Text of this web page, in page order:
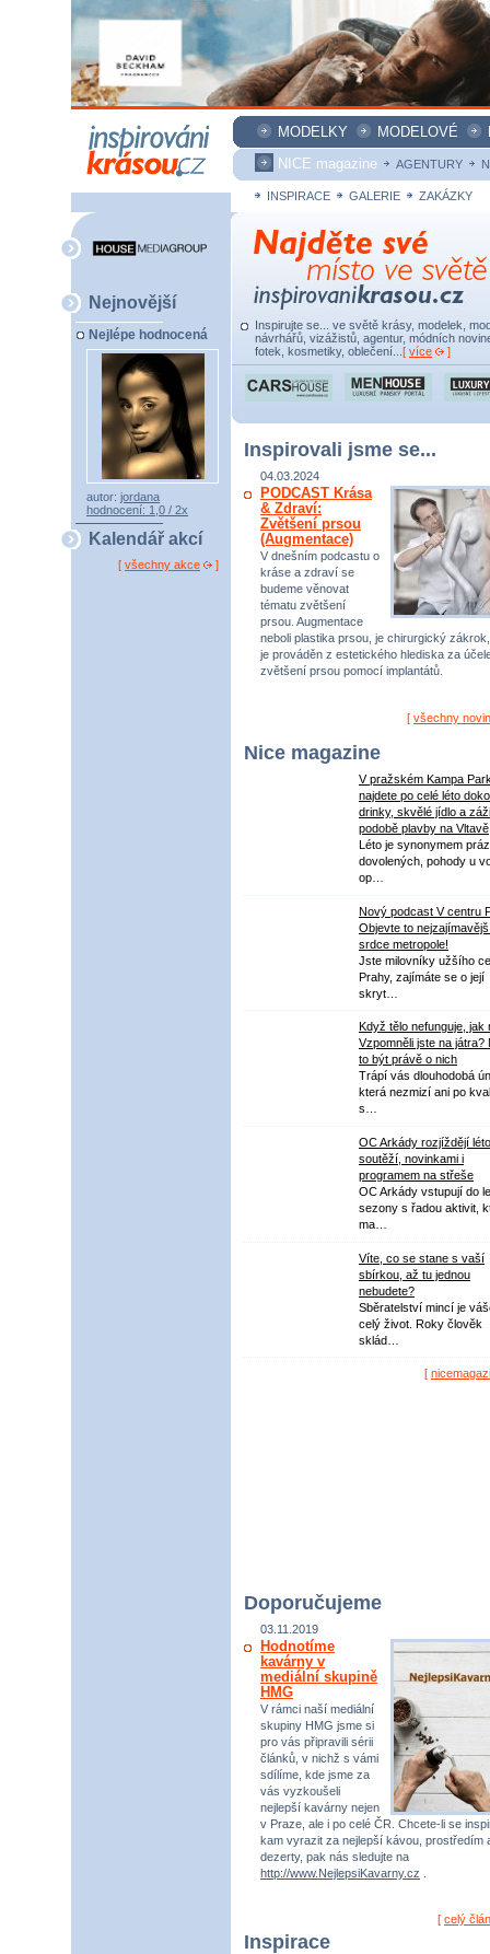
MODELKY MODELOVÉ
NICE magazine
AGENTURY
INSPIRACE GALERIE ZAKÁZKY
Nejnovější
Nejlépe hodnocená
autor: jordana
hodnocení: 1,0 / 2x
Kalendář akcí
[ všechny akce ]
Inspirujte se... ve světě krásy, modelek,
návrhářů, vizážistů, agentur, módních
fotek, kosmetiky, oblečení... [ více ]
Inspirovali jsme se...
04.03.2024
PODCAST Krása
& Zdraví:
Zvětšení prsou
(Augmentace)
V dnešním podcastu o
kráse a zdraví se
budeme věnovat
tématu zvětšení
prsou. Augmentace
neboli plastika prsou, je chirurgický
je prováděn z estetického hlediska za
zvětšení prsou pomocí implantátů.
[ všechny
Nice magazine
V pražském Kampa
najdete po celé léto
drinky, skvělé jídlo a
podobě plavby na Vltavě
Léto je synonymem
dovolených, pohody u
op…
Nový podcast V centru
Objevte to
srdce metropole!
Jste milovníky užšího
Prahy, zajímáte se o její
skryt…
Když tělo nefunguje, jak
Vzpomněli jste na játra?
to být právě o nich
Trápí vás dlouhodobá
která nezmizí ani po
s…
OC Arkády rozjíždějí léto
soutěží, novinkami i
programem na střeše
OC Arkády vstupují do
sezony s řadou aktivit,
ma…
Víte, co se stane s vaší
sbírkou, až tu jednou
nebudete?
Sběratelství mincí je
celý život. Roky člověk
sklád…
[
Doporučujeme
03.11.2019
Hodnotíme
kavárny v
mediální skupině
HMG
V rámci naší mediální
skupiny HMG jsme si
pro vás připravili sérii
článků, v nichž s vámi
sdílíme, kde jsme za
vás vyzkoušeli
nejlepší kavárny nejen
v Praze, ale i po celé ČR. Chcete-li se
kam vyrazit za nejlepší kávou, prostředím
dezerty, pak nás sledujte na
http://www.NejlepsiKavarny.cz
[ celý
Inspirace